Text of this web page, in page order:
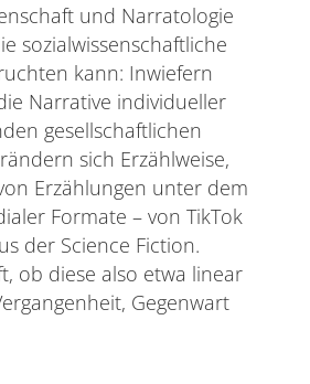
und Narratologie
sozialwissenschaftliche
kann: Inwiefern
Narrative individueller
gesellschaftlichen
sich Erzählweise,
Erzählungen unter dem
Formate – von TikTok
der Science Fiction.
ob diese also etwa linear
Gegenwart